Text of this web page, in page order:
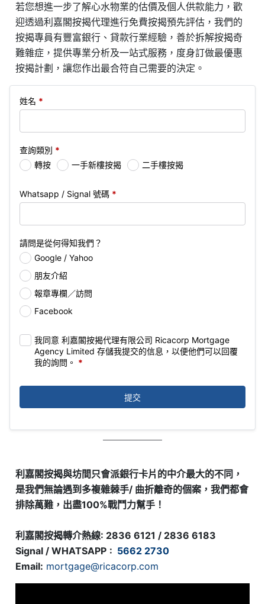
若您想進一步了解心水物業的估價及個人供款能力，歡
迎透過利嘉閣按揭代理進行免費按揭預先評估，我們的
按揭專員有豐富銀行、貸款行業經驗，善於拆解按揭奇
難雜症，提供專業分析及一站式服務，度身訂做最優惠
按揭計劃，讓您作出最合符自己需要的決定。
姓名 *
查詢類別 *
轉按
一手新樓按揭 二手樓按揭
Whatsapp / Signal 號碼 *
請問是從何得知我們？
Google / Yahoo
朋友介紹
報章專欄／訪問
Facebook
我同意 利嘉閣按揭代理有限公司 Ricacorp Mortgage
Agency Limited 存儲我提交的信息，以便他們可以回覆
我的詢問。 *
提交
利嘉閣按揭與坊間只會派銀行卡片的中介最大的不同，
是我們無論遇到多複雜棘手/ 曲折離奇的個案，我們都會
排除萬難，出盡100%戰鬥力幫手！
利嘉閣按揭轉介熱線: 2836 6121 / 2836 6183
Signal / WHATSAPP : 5662 2730
Email: mortgage@ricacorp.com